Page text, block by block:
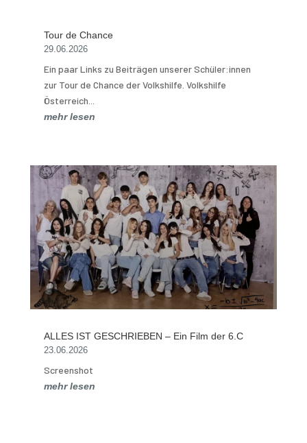
Tour de Chance
29.06.2026
Ein paar Links zu Beiträgen unserer Schüler:innen
zur Tour de Chance der Volkshilfe. Volkshilfe
Österreich...
mehr lesen
ALLES IST GESCHRIEBEN – Ein Film der 6.C
23.06.2026
Screenshot
mehr lesen